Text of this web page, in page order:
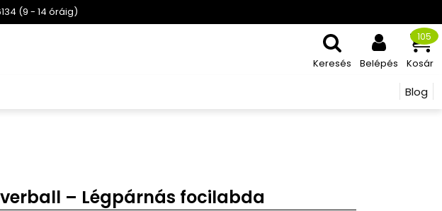
(9 - 14 óráig)
Keresés Belépés Kosár
105
Blog
– Légpárnás focilabda